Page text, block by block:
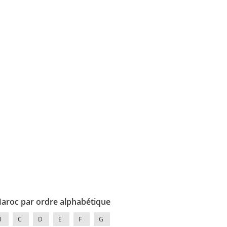
par ordre alphabétique
C D E F G